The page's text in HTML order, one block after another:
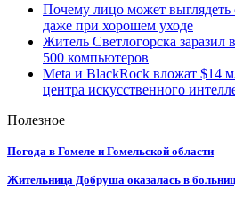
Почему лицо может выглядеть
даже при хорошем уходе
Житель Светлогорска заразил
500 компьютеров
Meta и BlackRock вложат $14
центра искусственного
Полезное
Погода в Гомеле и Гомельской области
Жительница Добруша оказалась в